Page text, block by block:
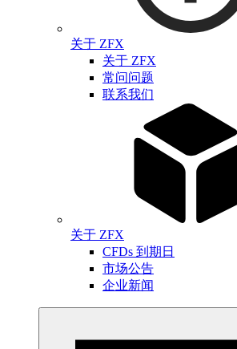
关于 ZFX
关于 ZFX
常问问题
联系我们
关于 ZFX
CFDs 到期日
市场公告
企业新闻